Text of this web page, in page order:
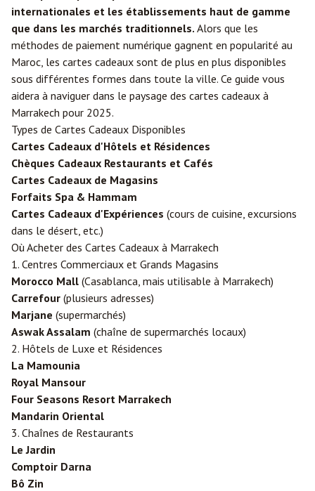
internationales et les établissements haut de gamme
que dans les marchés traditionnels. Alors que les
méthodes de paiement numérique gagnent en popularité au
Maroc, les cartes cadeaux sont de plus en plus disponibles
sous différentes formes dans toute la ville. Ce guide vous
aidera à naviguer dans le paysage des cartes cadeaux à
Marrakech pour 2025.
Types de Cartes Cadeaux Disponibles
Cartes Cadeaux d'Hôtels et Résidences
Chèques Cadeaux Restaurants et Cafés
Cartes Cadeaux de Magasins
Forfaits Spa & Hammam
Cartes Cadeaux d'Expériences (cours de cuisine, excursions
dans le désert, etc.)
Où Acheter des Cartes Cadeaux à Marrakech
1. Centres Commerciaux et Grands Magasins
Morocco Mall (Casablanca, mais utilisable à Marrakech)
Carrefour (plusieurs adresses)
Marjane (supermarchés)
Aswak Assalam (chaîne de supermarchés locaux)
2. Hôtels de Luxe et Résidences
La Mamounia
Royal Mansour
Four Seasons Resort Marrakech
Mandarin Oriental
3. Chaînes de Restaurants
Le Jardin
Comptoir Darna
Bô Zin